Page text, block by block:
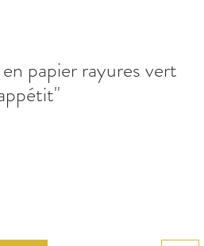
papier rayures vert